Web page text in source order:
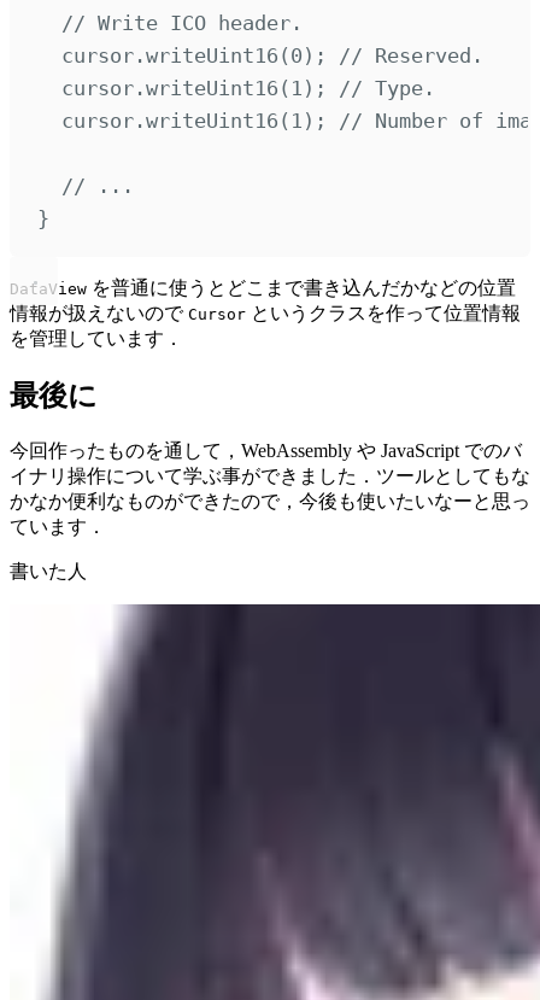
// Write ICO header.
cursor .writeUint16 ( 0 ) ;
// Reserved.
cursor .writeUint16 ( 1 ) ;
// Type.
cursor .writeUint16 ( 1 ) ; // Number of
// ...
}
DataView を普通に使うとどこまで書き込んだかなどの位置
情報が扱えないので Cursor というクラスを作って位置情報
を管理しています．
最後に
今回作ったものを通して，WebAssembly や JavaScript でのバ
イナリ操作について学ぶ事ができました．ツールとしてもな
かなか便利なものができたので，今後も使いたいなーと思っ
ています．
書いた人